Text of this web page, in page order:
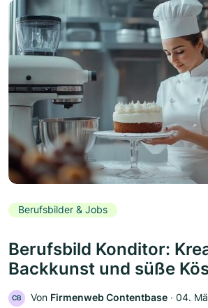
Berufsbilder & Jobs
Berufsbild Konditor:
Backkunst und süße
CB Von Firmenweb Contentbase ‧ 04.